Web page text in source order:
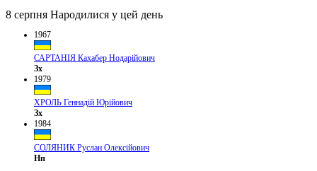
8 серпня Народилися у цей день
1967
САРТАНІЯ Кахабер Нодарійович
Зх
1979
ХРОЛЬ Геннадій Юрійович
Зх
1984
СОЛЯНИК Руслан Олексійович
Нп